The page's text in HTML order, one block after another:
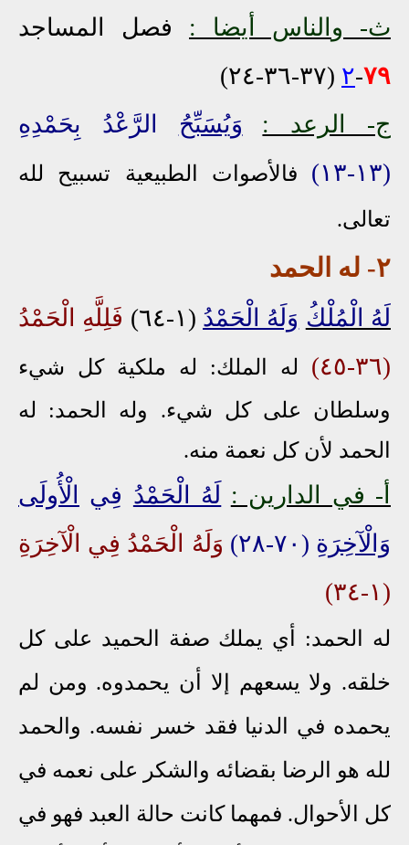
ث- و الناس أيضا : فصل المساجد
٧٩-٢ (٣٧-٣٦-٢٤)
ج- الرعد :
وَيُسَبِّحُ الرَّعْدُ بِحَمْدِهِ
(١٣-١٣)
فالأصوات الطبيعية تسبيح لله
تعالى.
٢- له الحمد
لَهُ الْمُلْكُ وَلَهُ الْحَمْدُ (١-٦٤)
فَلِلَّهِ الْحَمْدُ
(٣٦-٤٥)
له الملك: له ملكية كل شيء
وسلطان على كل شيء. وله الحمد: له
الحمد لأن كل نعمة منه.
أ- في الدارين : لَهُ الْحَمْدُ فِي
الْأُولَى
وَالْآخِرَةِ (٧٠-٢٨)
وَلَهُ الْحَمْدُ فِي الْآخِرَةِ
(١-٣٤)
له الحمد: أي يملك صفة الحميد على كل
خلقه. ولا يسعهم إلا أن يحمدوه. ومن لم
يحمده في الدنيا فقد خسر نفسه. والحمد
لله هو الرضا بقضائه والشكر على نعمه في
كل الأحوال. فمهما كانت حالة العبد فهو في